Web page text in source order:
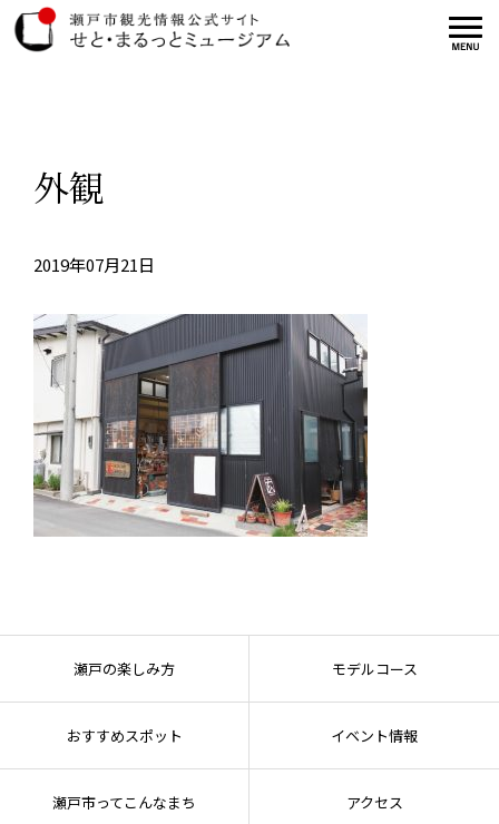
外観
2019年07月21日
瀬戸の楽しみ方 モデルコース
おすすめスポット イベント情報
瀬戸市ってこんなまち アクセス